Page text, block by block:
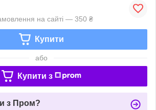
на сайті — 350 ₴
Купити
або
Купити з
з Пром?